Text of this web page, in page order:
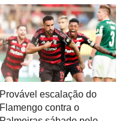
Provável escalação do
Flamengo contra o